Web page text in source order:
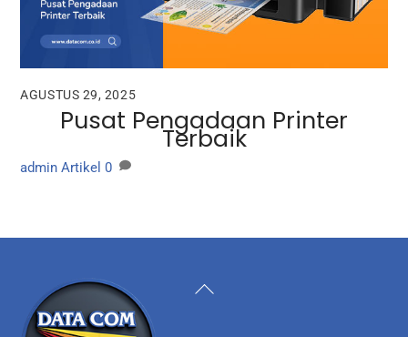
AGUSTUS 29, 2025
Pusat Pengadaan Printer
Terbaik
admin Artikel 0
Back